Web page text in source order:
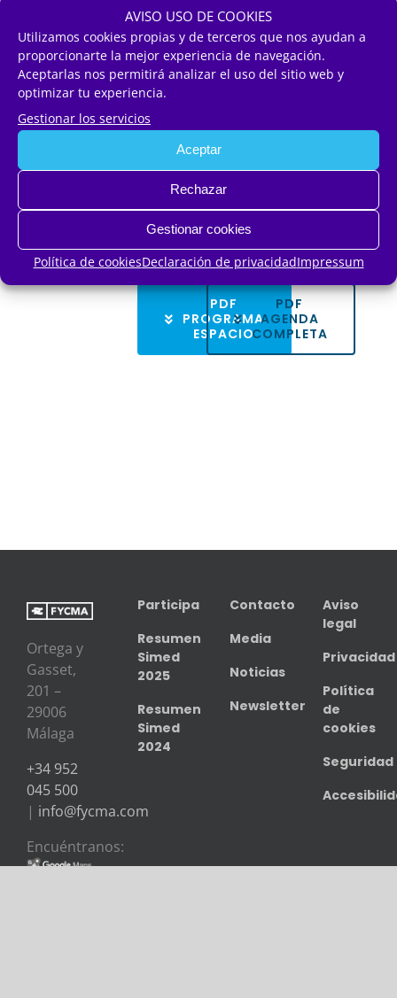
AVISO USO DE COOKIES
Utilizamos cookies propias y de terceros que nos ayudan a
proporcionarte la mejor experiencia de navegación.
Aceptarlas nos permitirá analizar el uso del sitio web y
optimizar tu experiencia.
Gestionar los servicios
Aceptar
Rechazar
Gestionar cookies
Política de cookiesDeclaración de privacidadImpressum
Un foro que reúne a líderes del sector,
expertos en innovación y
representantes públicos para abordar
cómo las nuevas tecnologías están
redefiniendo el presente y el futuro
del mercado inmobiliario y la
construcción.
PDF
PROGRAMA
ESPACIO
PDF
AGENDA
COMPLETA
Ortega y
Gasset,
201 –
29006
Málaga
+34 952
045 500
| info@fycma.com
Encuéntranos:
Participa
Resumen
Simed
2025
Resumen
Simed
2024
Contacto
Media
Noticias
Newsletter
Aviso
legal
Privacidad
Política
de
cookies
Seguridad